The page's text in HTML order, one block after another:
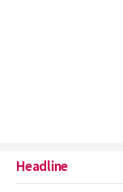
Headline